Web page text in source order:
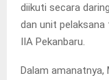
diikuti secara
dan unit pelaksana
IIA Pekanbaru.
Dalam amanatnya,